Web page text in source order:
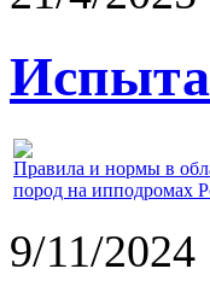
Правила и нормы в
пород на ипподромах
9/11/2024